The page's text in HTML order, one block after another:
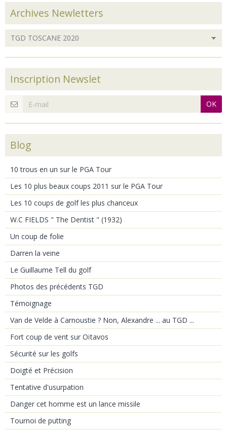
Archives Newletters
Inscription Newslet
OK
Blog
10 trous en un sur le PGA Tour
Les 10 plus beaux coups 2011 sur le PGA Tour
Les 10 coups de golf les plus chanceux
W.C FIELDS " The Dentist " (1932)
Un coup de folie
Darren la veine
Le Guillaume Tell du golf
Photos des précédents TGD
Témoignage
Van de Velde à Carnoustie ? Non, Alexandre ... au TGD ...
Fort coup de vent sur Oïtavos
Sécurité sur les golfs
Doigté et Précision
Tentative d'usurpation
Danger cet homme est un lance missile
Tournoi de putting